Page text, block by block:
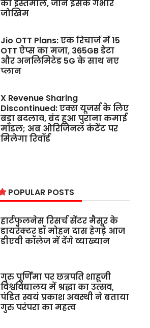
का इस्तेमाल, जानें इसके गंभीर
जोखिम
Jio OTT Plans: एक रिचार्ज में 15
OTT ऐप्स का मजा, 365GB डेटा
और अनलिमिटेड 5G के साथ नए
प्लान
X Revenue Sharing
Discontinued: एक्स यूजर्स के लिए
बड़ा बदलाव, बंद हुआ पुराना कमाई
मॉडल; अब ओरिजिनल कंटेंट पर
मिलेगा रिवॉर्ड
POPULAR POSTS
हार्टफुलनेस रिसर्च सेंटर मैसूर के
डायरेक्टर डॉ मोहन दास हेगड़े आज
डीएवी कॉलेज में देंगे व्याख्यान
गुरु पूर्णिमा पर छत्रपति शाहूजी
विश्वविद्यालय में श्रद्धा का उत्सव,
पंडित स्वयं प्रकाश अवस्थी ने बताया
गुरु परंपरा का महत्व